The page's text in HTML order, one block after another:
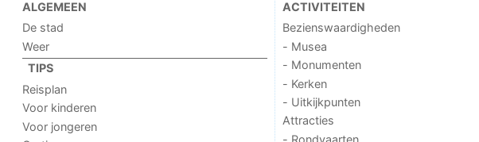
ALGEMEEN
De stad
Weer
TIPS
Reisplan
Voor kinderen
Voor jongeren
ACTIVITEITEN
Bezienswaardigheden
- Musea
- Monumenten
- Kerken
- Uitkijkpunten
Attracties
- Rondvaarten